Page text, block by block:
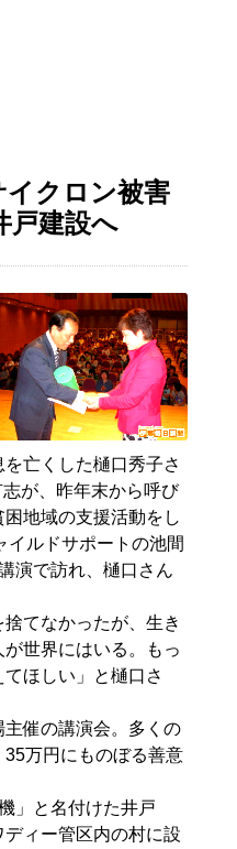
イクロン被害
戸建設へ
亡くした樋口秀子さ
が、昨年末から呼び
地域の支援活動をし
イルドサポートの池間
演で訪れ、樋口さん
てなかったが、生き
世界にはいる。もっ
ほしい」と樋口さ
催の講演会。多くの
万円にものぼる善意
」と名付けた井戸
ィー管区内の村に設